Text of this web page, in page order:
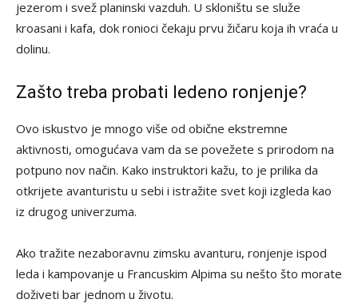
jezerom i svež planinski vazduh. U skloništu se služe
kroasani i kafa, dok ronioci čekaju prvu žičaru koja ih vraća u
dolinu.
Zašto treba probati ledeno ronjenje?
Ovo iskustvo je mnogo više od obične ekstremne
aktivnosti, omogućava vam da se povežete s prirodom na
potpuno nov način. Kako instruktori kažu, to je prilika da
otkrijete avanturistu u sebi i istražite svet koji izgleda kao
iz drugog univerzuma.
Ako tražite nezaboravnu zimsku avanturu, ronjenje ispod
leda i kampovanje u Francuskim Alpima su nešto što morate
doživeti bar jednom u životu.